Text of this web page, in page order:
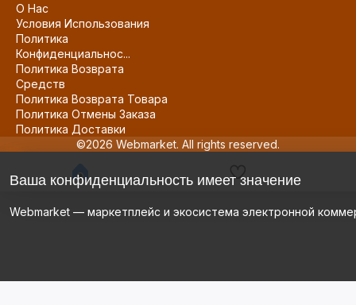
О Нас
Условия Использования
Политика
Конфиденциальнос...
Политика Возврата
Средств
Политика Возврата Товара
Политика Отмены Заказа
Политика Доставки
©2026 Webmarket. All rights reserved.
Ваша конфиденциальность имеет значение
Webmarket — маркетплейс и экосистема электронной